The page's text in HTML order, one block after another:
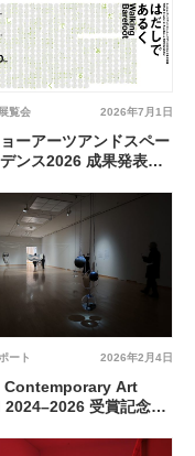
2026年7月1日
覧会
ョーアーツアンドスペー
ンス2026 成果発表展
ーツアンドスペース本郷
2026年2月4日
ート
Contemporary Art
受賞記念展
都現代美術館